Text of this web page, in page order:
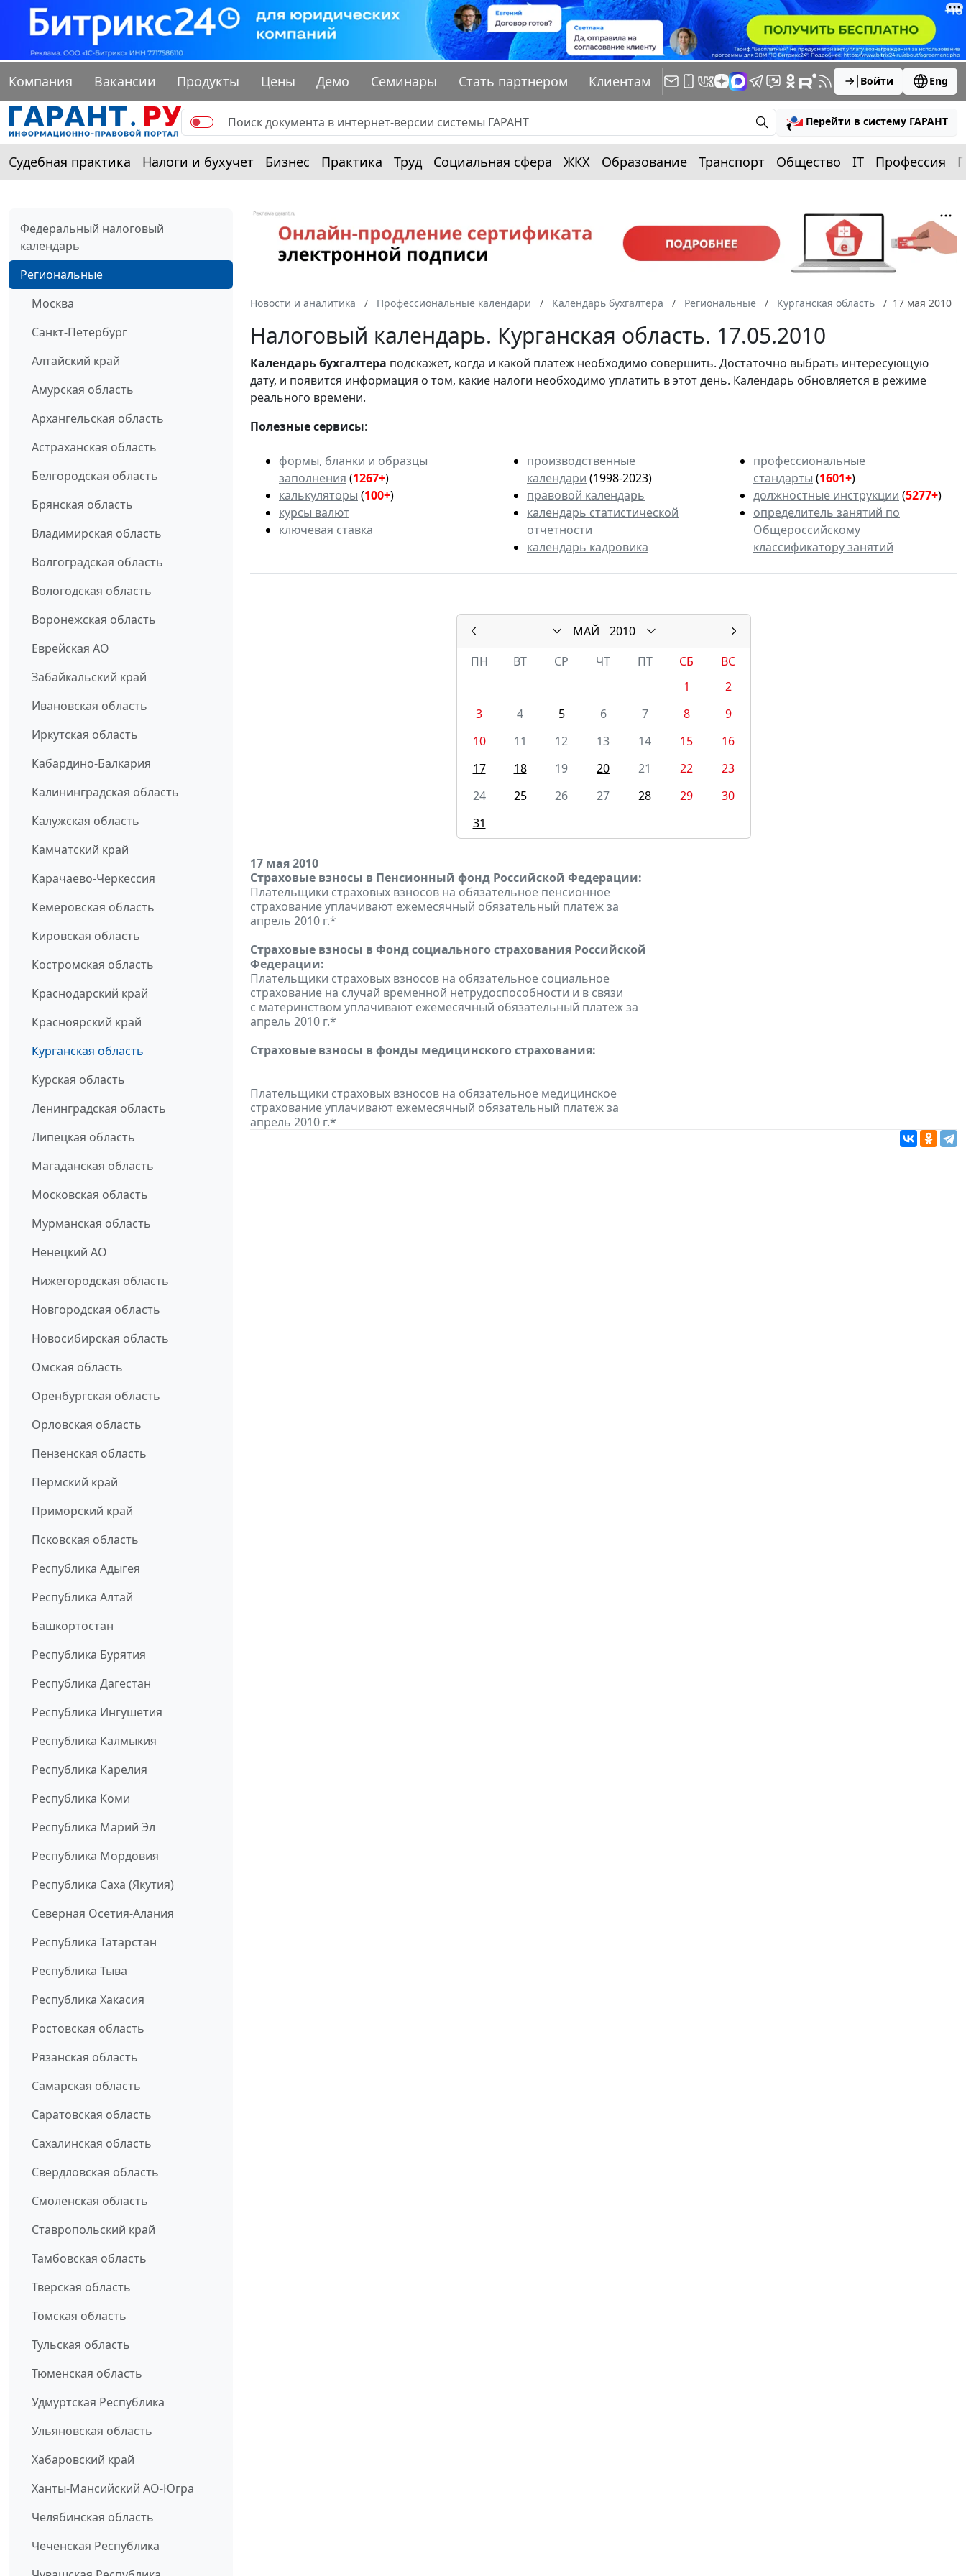
Компания Вакансии Продукты Цены Демо Семинары Стать партнером Клиентам Войти Eng
Перейти в систему ГАРАНТ
Судебная практика Налоги и бухучет Бизнес Практика Труд Социальная сфера ЖКХ Образование Транспорт Общество IT Профессия
Федеральный налоговый
календарь
Региональные
Москва
Санкт-Петербург
Алтайский край
Амурская область
Архангельская область
Астраханская область
Белгородская область
Брянская область
Владимирская область
Волгоградская область
Вологодская область
Воронежская область
Еврейская АО
Забайкальский край
Ивановская область
Иркутская область
Кабардино-Балкария
Калининградская область
Калужская область
Камчатский край
Карачаево-Черкессия
Кемеровская область
Кировская область
Костромская область
Краснодарский край
Красноярский край
Курганская область
Курская область
Ленинградская область
Липецкая область
Магаданская область
Московская область
Мурманская область
Ненецкий АО
Нижегородская область
Новгородская область
Новосибирская область
Омская область
Оренбургская область
Орловская область
Пензенская область
Пермский край
Приморский край
Псковская область
Республика Адыгея
Республика Алтай
Башкортостан
Республика Бурятия
Республика Дагестан
Республика Ингушетия
Республика Калмыкия
Республика Карелия
Республика Коми
Республика Марий Эл
Республика Мордовия
Республика Саха (Якутия)
Северная Осетия-Алания
Республика Татарстан
Республика Тыва
Республика Хакасия
Ростовская область
Рязанская область
Самарская область
Саратовская область
Сахалинская область
Свердловская область
Смоленская область
Ставропольский край
Тамбовская область
Тверская область
Томская область
Тульская область
Тюменская область
Удмуртская Республика
Ульяновская область
Хабаровский край
Ханты-Мансийский АО-Югра
Челябинская область
Чеченская Республика
Новости и аналитика Профессиональные календари Календарь бухгалтера Региональные Курганская область 17 мая 2010
Налоговый календарь. Курганская область. 17.05.2010
Календарьбухгалтера подскажет, когда и какой платеж необходимо совершить. Достаточно выбрать интересующую
дату, и появится информация о том, какие налоги необходимо уплатить в этот день. Календарь обновляется в режиме
реального времени.
Полезные сервисы:
формы, бланки и образцы
заполнения (1267+)
калькуляторы (100+)
курсы валют
ключевая ставка
производственные
календари (1998-2023)
правовой календарь
календарь статистической
отчетности
календарь кадровика
профессиональные
стандарты (1601+)
должностные инструкции (5277+)
определитель занятий по
Общероссийскому
классификатору занятий
МАЙ
2010
ПН
ВТ СР ЧТ ПТ СБ
ВС
1
2
3
4 5 6 7 8
9
10
11 12 13 14 15
16
17
18 19 20 21 22
23
24
25 26 27 28 29
30
31
17 мая 2010
Страховые взносы в Пенсионный фонд Российской Федерации:
Плательщики страховых взносов на обязательное пенсионное
страхование уплачивают ежемесячный обязательный платеж за
апрель 2010 г.*
Страховые взносы в Фонд социального страхования Российской
Федерации:
Плательщики страховых взносов на обязательное социальное
страхование на случай временной нетрудоспособности и в связи
с материнством уплачивают ежемесячный обязательный платеж за
апрель 2010 г.*
Страховые взносы в фонды медицинского страхования:
Плательщики страховых взносов на обязательное медицинское
страхование уплачивают ежемесячный обязательный платеж за
апрель 2010 г.*